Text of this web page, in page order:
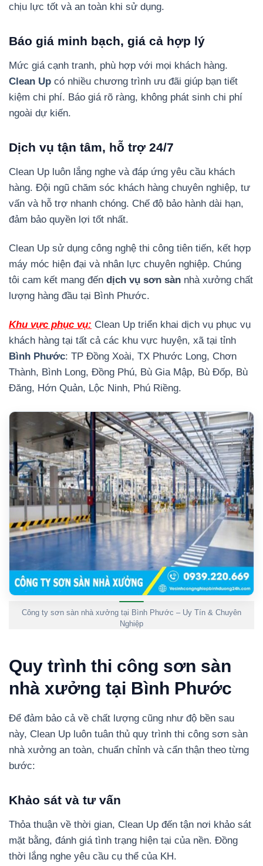
chịu lực tốt và an toàn khi sử dụng.
Báo giá minh bạch, giá cả hợp lý
Mức giá cạnh tranh, phù hợp với mọi khách hàng.
Clean Up có nhiều chương trình ưu đãi giúp bạn tiết
kiệm chi phí. Báo giá rõ ràng, không phát sinh chi phí
ngoài dự kiến.
Dịch vụ tận tâm, hỗ trợ 24/7
Clean Up luôn lắng nghe và đáp ứng yêu cầu khách
hàng. Đội ngũ chăm sóc khách hàng chuyên nghiệp, tư
vấn và hỗ trợ nhanh chóng. Chế độ bảo hành dài hạn,
đảm bảo quyền lợi tốt nhất.
Clean Up sử dụng công nghệ thi công tiên tiến, kết hợp
máy móc hiện đại và nhân lực chuyên nghiệp. Chúng
tôi cam kết mang đến dịch vụ sơn sàn nhà xưởng chất
lượng hàng đầu tại Bình Phước.
Khu vực phục vụ: Clean Up triển khai dịch vụ phục vụ
khách hàng tại tất cả các khu vực huyện, xã tại tỉnh
Bình Phước: TP Đồng Xoài, TX Phước Long, Chơn
Thành, Bình Long, Đồng Phú, Bù Gia Mập, Bù Đốp, Bù
Đăng, Hớn Quản, Lộc Ninh, Phú Riềng.
Công ty sơn sàn nhà xưởng tại Bình Phước – Uy Tín & Chuyên
Nghiệp
Quy trình thi công sơn sàn
nhà xưởng tại Bình Phước
Để đảm bảo cả về chất lượng cũng như độ bền sau
này, Clean Up luôn tuân thủ quy trình thi công sơn sàn
nhà xưởng an toàn, chuẩn chỉnh và cẩn thận theo từng
bước:
Khảo sát và tư vấn
Thỏa thuận về thời gian, Clean Up đến tận nơi khảo sát
mặt bằng, đánh giá tình trạng hiện tại của nền. Đồng
thời lắng nghe yêu cầu cụ thể của KH.